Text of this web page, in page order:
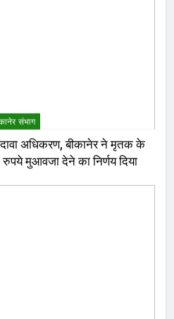
संभाग
दावा अधिकरण, बीकानेर ने मृतक के
मुआवजा देने का निर्णय दिया